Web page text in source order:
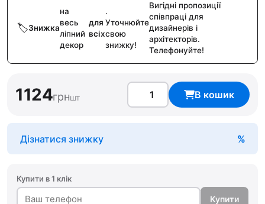
Знижка
на
весь
ліпний
декор
для
всіх
.
Уточнюйте
свою
знижку!
Вигідні пропозиції
співпраці для
дизайнерів і
архітекторів.
Телефонуйте!
1124грншт В кошик
Дізнатися знижку
Купити в 1 клік
Купити